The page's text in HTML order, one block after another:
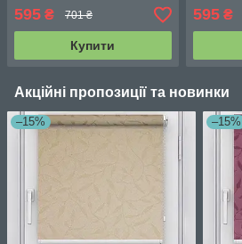
595 ₴ 701 ₴
Купити
595₴
Акційні пропозиції та новинки
–15% –15%